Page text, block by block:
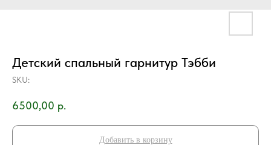
Детский спальный гарнитур Тэбби
SKU:
6500,00 р.
Добавить в корзину